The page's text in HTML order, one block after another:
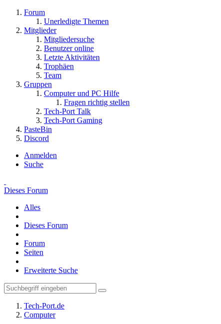
Forum
Unerledigte Themen
Mitglieder
Mitgliedersuche
Benutzer online
Letzte Aktivitäten
Trophäen
Team
Gruppen
Computer und PC Hilfe
Fragen richtig stellen
Tech-Port Talk
Tech-Port Gaming
PasteBin
Discord
Anmelden
Suche
Dieses Forum
Alles
Dieses Forum
Forum
Seiten
Erweiterte Suche
Tech-Port.de
Computer